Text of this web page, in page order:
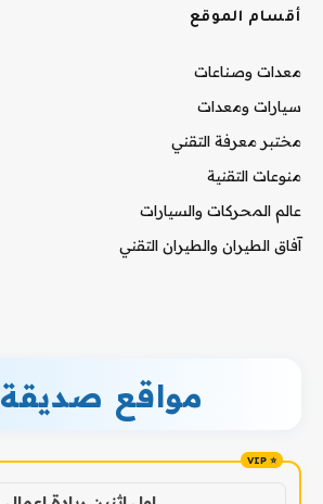
أقسام الموقع
معدات وصناعات
سيارات ومعدات
مختبر معرفة التقني
منوعات التقنية
عالم المحركات والسيارات
آفاق الطيران والطيران التقني
مواقع صديقة